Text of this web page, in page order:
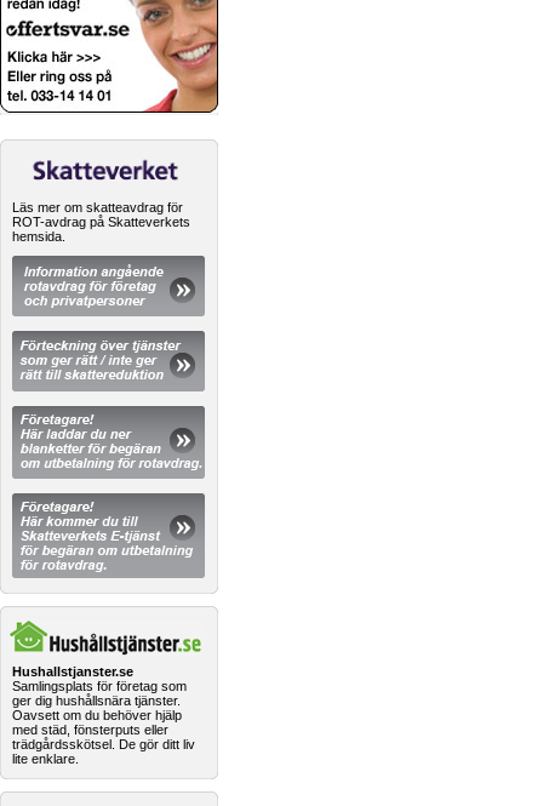
Läs mer om skatteavdrag för
ROT-avdrag på Skatteverkets
hemsida.
Hushallstjanster.se
Samlingsplats för företag som
ger dig hushållsnära tjänster.
Oavsett om du behöver hjälp
med städ, fönsterputs eller
trädgårdsskötsel. De gör ditt liv
lite enklare.